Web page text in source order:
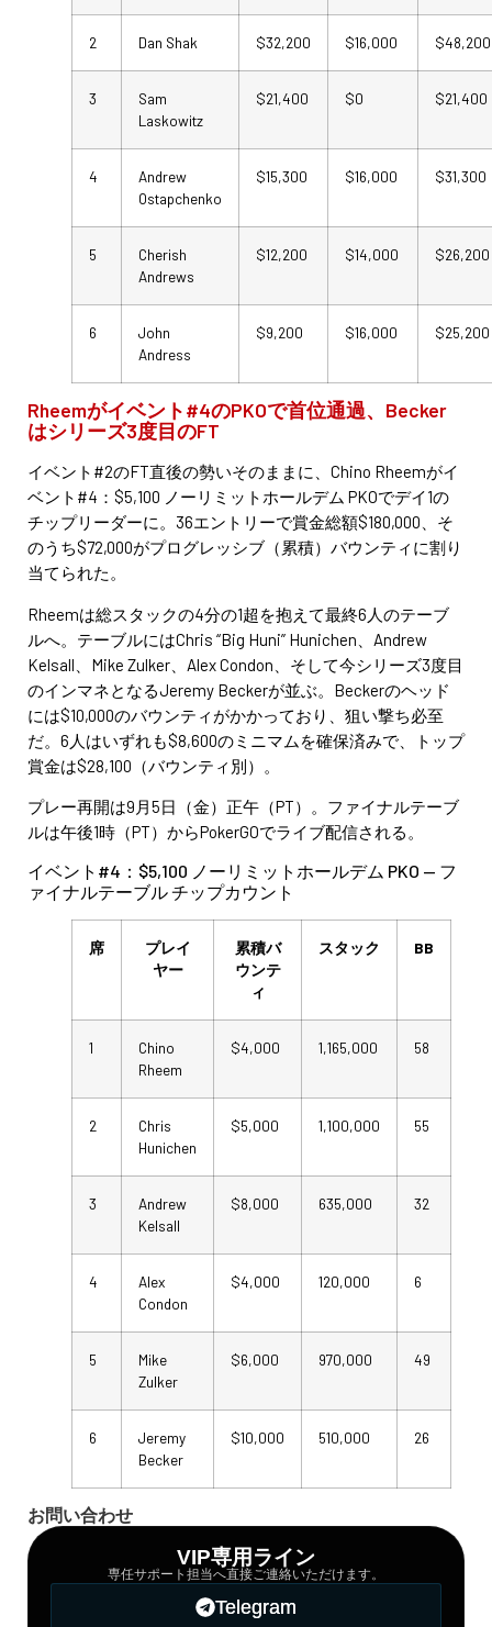
2 Dan Shak $32,200 $16,000 $48,200
3
Sam
Laskowitz
$21,400 $0 $21,400
4
Andrew
Ostapchenko
$15,300 $16,000 $31,300
5
Cherish
Andrews
$12,200 $14,000 $26,200
6
John
Andress
$9,200 $16,000 $25,200
Rheemがイベント#4のPKOで首位通過、Becker
はシリーズ3度目のFT
イベント#2のFT直後の勢いそのままに、Chino Rheemがイ
ベント#4：$5,100 ノーリミットホールデム PKOでデイ1の
チップリーダーに。36エントリーで賞金総額$180,000、そ
のうち$72,000がプログレッシブ（累積）バウンティに割り
当てられた。
Rheemは総スタックの4分の1超を抱えて最終6人のテーブ
ルへ。テーブルにはChris “Big Huni” Hunichen、Andrew
Kelsall、Mike Zulker、Alex Condon、そして今シリーズ3度目
のインマネとなるJeremy Beckerが並ぶ。Beckerのヘッド
には$10,000のバウンティがかかっており、狙い撃ち必至
だ。6人はいずれも$8,600のミニマムを確保済みで、トップ
賞金は$28,100（バウンティ別）。
プレー再開は9月5日（金）正午（PT）。ファイナルテーブ
ルは午後1時（PT）からPokerGOでライブ配信される。
イベント#4：$5,100 ノーリミットホールデム PKO — フ
ァイナルテーブル チップカウント
席
プレイ
ヤー
累積バ
ウンテ
ィ
スタック BB
1
Chino
Rheem
$4,000 1,165,000 58
2
Chris
Hunichen
$5,000 1,100,000 55
3
Andrew
Kelsall
$8,000 635,000 32
4
Alex
Condon
$4,000 120,000 6
5
Mike
Zulker
$6,000 970,000 49
6
Jeremy
Becker
$10,000 510,000 26
お問い合わせ
VIP専用ライン
専任サポート担当へ直接ご連絡いただけます。
Telegram